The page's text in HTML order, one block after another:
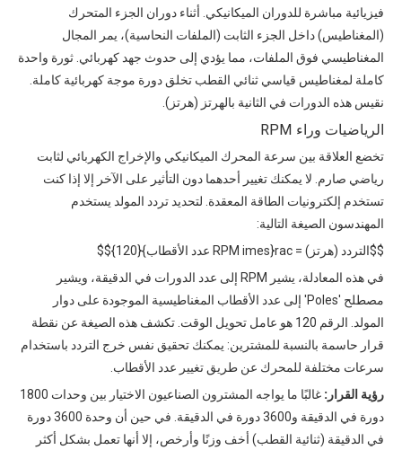
فيزيائية مباشرة للدوران الميكانيكي. أثناء دوران الجزء المتحرك
(المغناطيس) داخل الجزء الثابت (الملفات النحاسية)، يمر المجال
المغناطيسي فوق الملفات، مما يؤدي إلى حدوث جهد كهربائي. ثورة واحدة
كاملة لمغناطيس قياسي ثنائي القطب تخلق دورة موجة كهربائية كاملة.
نقيس هذه الدورات في الثانية بالهرتز (هرتز).
الرياضيات وراء RPM
تخضع العلاقة بين سرعة المحرك الميكانيكي والإخراج الكهربائي لثابت
رياضي صارم. لا يمكنك تغيير أحدهما دون التأثير على الآخر إلا إذا كنت
تستخدم إلكترونيات الطاقة المعقدة. لتحديد تردد المولد يستخدم
المهندسون الصيغة التالية:
$$التردد (هرتز) = rac{RPM imes عدد الأقطاب}{120}$$
في هذه المعادلة، يشير RPM إلى عدد الدورات في الدقيقة، ويشير
مصطلح 'Poles' إلى عدد الأقطاب المغناطيسية الموجودة على دوار
المولد. الرقم 120 هو عامل تحويل الوقت. تكشف هذه الصيغة عن نقطة
قرار حاسمة بالنسبة للمشترين: يمكنك تحقيق نفس خرج التردد باستخدام
سرعات مختلفة للمحرك عن طريق تغيير عدد الأقطاب.
رؤية القرار:
غالبًا ما يواجه المشترون الصناعيون الاختيار بين وحدات 1800
دورة في الدقيقة و3600 دورة في الدقيقة. في حين أن وحدة 3600 دورة
في الدقيقة (ثنائية القطب) أخف وزنًا وأرخص، إلا أنها تعمل بشكل أكثر